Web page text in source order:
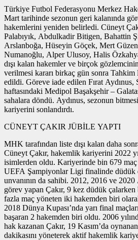
Türkiye Futbol Federasyonu Merkez
Mart tarihinde sezonun geri kalanında
hakemlerini yeniden belirledi. Cüneyt
Palabıyık, Abdulkadir Bitigen, Bahattin
Arslanboğa, Hüseyin Göçek, Mert
Numanoğlu, Alper Ulusoy, Halis
dışı kalan hakemler ve birçok
verilmesi kararı birkaç gün sonra
edildi. Göreve iade edilen Fırat
haftasındaki Medipol Başakşehir –
sahalara döndü. Aydınus, sezonun
kariyerini sonlandırdı.
CÜNEYT ÇAKIR JÜBİLE YAPTI
MHK tarafından liste dışı kalan daha
Cüneyt Çakır, hakemlik kariyerini 2022
isimlerden oldu. Kariyerinde bin 679 maç
UEFA Şampiyonlar Ligi finalinde düdük
unvanının da sahibi. 2012, 2016 ve 2020
görev yapan Çakır, 9 kez düdük
fazla maç yöneten iki hakemden biri
2018 Dünya Kupası’nda yarı final
başaran 2 hakemden biri oldu. 2006
hak kazanan Çakır, 19 Kasım’da
dakikasını yöneterek aktif hakemlik